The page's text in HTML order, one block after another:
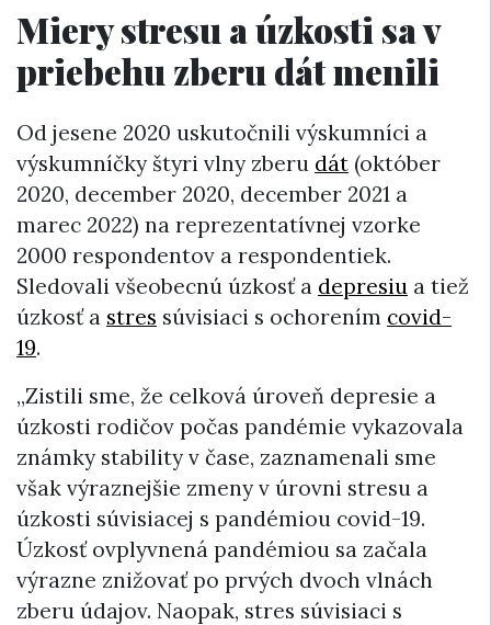
Miery stresu a úzkosti sa v
priebehu zberu dát menili
Od jesene 2020 uskutočnili výskumníci a
výskumníčky štyri vlny zberu dát (október
2020, december 2020, december 2021 a
marec 2022) na reprezentatívnej vzorke
2000 respondentov a respondentiek.
Sledovali všeobecnú úzkosť a depresiu a tiež
úzkosť a stres súvisiaci s ochorením covid-
19.
„Zistili sme, že celková úroveň depresie a
úzkosti rodičov počas pandémie vykazovala
známky stability v čase, zaznamenali sme
však výraznejšie zmeny v úrovni stresu a
úzkosti súvisiacej s pandémiou covid-19.
Úzkosť ovplyvnená pandémiou sa začala
výrazne znižovať po prvých dvoch vlnách
zberu údajov. Naopak, stres súvisiaci s